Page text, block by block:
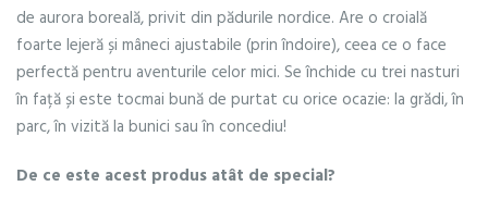
de aurora boreală, privit din pădurile nordice. Are o croială
foarte lejeră și mâneci ajustabile (prin îndoire), ceea ce o face
perfectă pentru aventurile celor mici. Se închide cu trei nasturi
în față și este tocmai bună de purtat cu orice ocazie: la grădi, în
parc, în vizită la bunici sau în concediu!
De ce este acest produs atât de special?